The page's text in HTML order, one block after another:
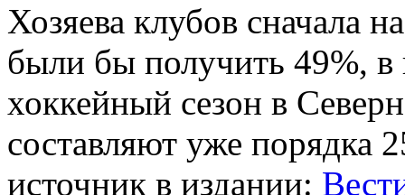
Хозяева клубов сначала
были бы получить 49%,
хоккейный сезон в
составляют уже порядка
источник в издании: